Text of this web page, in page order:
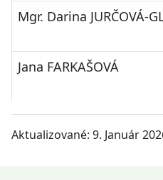
Mgr. Darina JURČOVÁ-
Jana FARKAŠOVÁ
Aktualizované: 9. Január